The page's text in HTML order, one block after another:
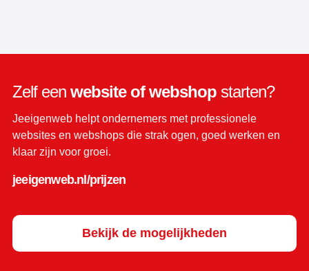
Zelf een website of webshop starten?
Jeeigenweb helpt ondernemers met professionele
websites en webshops die strak ogen, goed werken en
klaar zijn voor groei.
jeeigenweb.nl/prijzen
Bekijk de mogelijkheden